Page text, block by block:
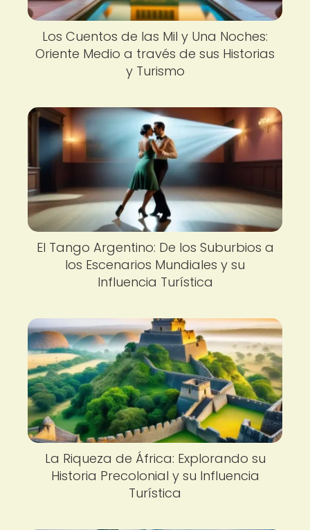
Los Cuentos de las Mil y Una Noches:
Oriente Medio a través de sus Historias
y Turismo
El Tango Argentino: De los Suburbios a
los Escenarios Mundiales y su
Influencia Turística
La Riqueza de África: Explorando su
Historia Precolonial y su Influencia
Turística